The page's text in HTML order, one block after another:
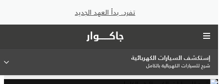
تفرد. بدأ العهد الجديد
إستكشف السيارات الكهربائية
شرح للسيارات الكهربائية بالكامل